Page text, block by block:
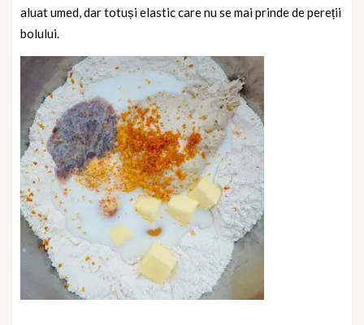
aluat umed, dar totuși elastic care nu se mai prinde de pereții
bolului.